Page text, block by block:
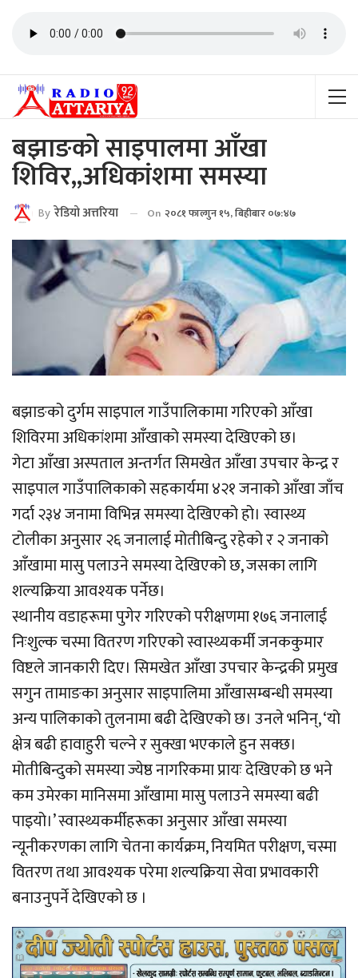
बझाङको साइपालमा आँखा
शिविर,,अधिकांशमा समस्या
By रेडियाे अत्तरिया On २०८१ फाल्गुन १५, बिहीबार ०७:४७
बझाङको दुर्गम साइपाल गाउँपालिकामा गरिएको आँखा
शिविरमा अधिकांशमा आँखाको समस्या देखिएको छ।
गेटा आँखा अस्पताल अन्तर्गत सिमखेत आँखा उपचार केन्द्र र
साइपाल गाउँपालिकाको सहकार्यमा ४२१ जनाको आँखा जाँच
गर्दा २३४ जनामा विभिन्न समस्या देखिएको हो। स्वास्थ्य
टोलीका अनुसार २६ जनालाई मोतीबिन्दु रहेको र २ जनाको
आँखामा मासु पलाउने समस्या देखिएको छ, जसका लागि
शल्यक्रिया आवश्यक पर्नेछ।
स्थानीय वडाहरूमा पुगेर गरिएको परीक्षणमा १७६ जनालाई
निःशुल्क चस्मा वितरण गरिएको स्वास्थ्यकर्मी जनककुमार
विष्टले जानकारी दिए। सिमखेत आँखा उपचार केन्द्रकी प्रमुख
सगुन तामाङका अनुसार साइपालिमा आँखासम्बन्धी समस्या
अन्य पालिकाको तुलनामा बढी देखिएको छ। उनले भनिन्, ‘यो
क्षेत्र बढी हावाहुरी चल्ने र सुक्खा भएकाले हुन सक्छ।
मोतीबिन्दुको समस्या ज्येष्ठ नागरिकमा प्रायः देखिएको छ भने
कम उमेरका मानिसमा आँखामा मासु पलाउने समस्या बढी
पाइयो।’ स्वास्थ्यकर्मीहरूका अनुसार आँखा समस्या
न्यूनीकरणका लागि चेतना कार्यक्रम, नियमित परीक्षण, चस्मा
वितरण तथा आवश्यक परेमा शल्यक्रिया सेवा प्रभावकारी
बनाउनुपर्ने देखिएको छ ।